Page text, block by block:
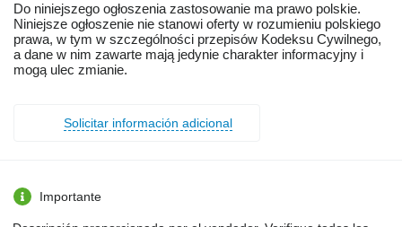
Do niniejszego ogłoszenia zastosowanie ma prawo polskie.
Niniejsze ogłoszenie nie stanowi oferty w rozumieniu polskiego
prawa, w tym w szczególności przepisów Kodeksu Cywilnego,
a dane w nim zawarte mają jedynie charakter informacyjny i
mogą ulec zmianie.
Solicitar información adicional
Importante